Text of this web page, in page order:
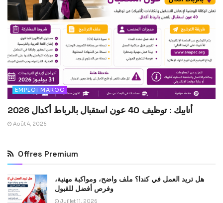
EMPLOI MAROC
أنابيك : توظيف 40 عون استقبال بالرباط أكدال 2026
Août 4, 2026
Offres Premium
هل تريد العمل في كندا؟ ملف واضح، ومواكبة مهنية،
وفرص أفضل للقبول
Juillet 11, 2026